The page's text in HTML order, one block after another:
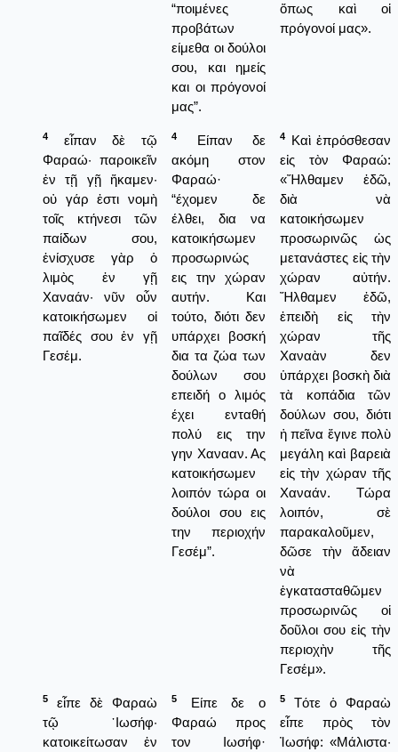
“ποιμένες
προβάτων
είμεθα οι δούλοι
σου, και ημείς
και οι πρόγονοί
μας”.
ὅπως καὶ οἱ
πρόγονοί μας».
4
εἶπαν δὲ τῷ
Φαραώ· παροικεῖν
ἐν τῇ γῇ ἥκαμεν·
οὐ γάρ ἐστι νομὴ
τοῖς κτήνεσι τῶν
παίδων σου,
ἐνίσχυσε γὰρ ὁ
λιμὸς ἐν γῇ
Χαναάν· νῦν οὖν
κατοικήσωμεν οἱ
παῖδές σου ἐν γῇ
Γεσέμ.
4
Είπαν δε
ακόμη στον
Φαραώ·
“έχομεν δε
έλθει, δια να
κατοικήσωμεν
προσωρινώς
εις την χώραν
αυτήν. Και
τούτο, διότι δεν
υπάρχει βοσκή
δια τα ζώα των
δούλων σου
επειδή ο λιμός
έχει ενταθή
πολύ εις την
γην Χανααν. Ας
κατοικήσωμεν
λοιπόν τώρα οι
δούλοι σου εις
την περιοχήν
Γεσέμ”.
4
Καὶ ἐπρόσθεσαν
εἰς τὸν Φαραώ:
«Ἤλθαμεν ἐδῶ,
διὰ νὰ
κατοικήσωμεν
προσωρινῶς ὡς
μετανάστες εἰς τὴν
χώραν αὐτήν.
Ἤλθαμεν ἐδῶ,
ἐπειδὴ εἰς τὴν
χώραν τῆς
Χαναὰν δεν
ὑπάρχει βοσκὴ διὰ
τὰ κοπάδια τῶν
δούλων σου, διότι
ἡ πεῖνα ἔγινε πολὺ
μεγάλη καὶ βαρειὰ
εἰς τὴν χώραν τῆς
Χαναάν. Τώρα
λοιπόν, σὲ
παρακαλοῦμεν,
δῶσε τὴν ἄδειαν
νὰ
ἐγκατασταθῶμεν
προσωρινῶς οἱ
δοῦλοι σου εἰς τὴν
περιοχὴν τῆς
Γεσέμ».
5
εἶπε δὲ Φαραὼ
τῷ ᾿Ιωσήφ·
κατοικείτωσαν ἐν
5
Είπε δε ο
Φαραώ προς
τον Ιωσήφ·
5
Τότε ὁ Φαραὼ
εἶπε πρὸς τὸν
Ἰωσήφ: «Μάλιστα·